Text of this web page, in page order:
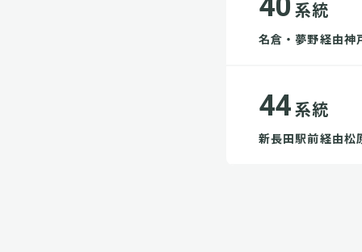
系統
名倉・夢野経由神
44系統
新長田駅前経由松